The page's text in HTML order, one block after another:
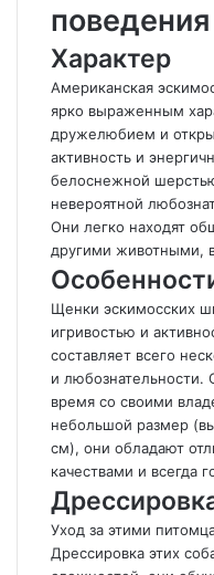
поведения
Характер
Американская
ярко выраженным
дружелюбием и
активность и
белоснежной
невероятной
Они легко находят
другими животными,
Щенки эскимосских
игривостью и
составляет всего
и любознательности.
время со своими
небольшой размер
см), они обладают
качествами и всегда
Уход за этими
Дрессировка этих